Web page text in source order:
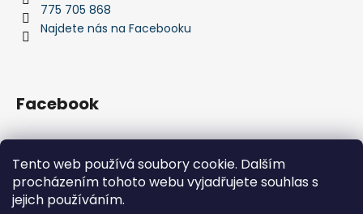
Tento web používá soubory cookie. Dalším
procházením tohoto webu vyjadřujete souhlas s
jejich používáním.
775 705 868
Najdete nás na Facebooku
Facebook
IFP Publishing Krása jachtingu